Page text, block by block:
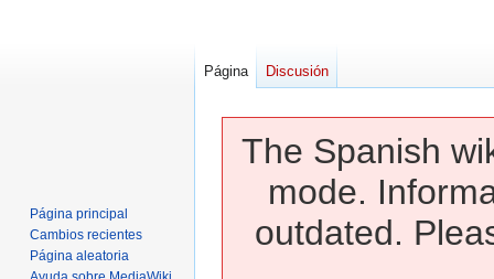
The Spanish
mode.
outdated.
Página Discusión
Página principal
Cambios recientes
Página aleatoria